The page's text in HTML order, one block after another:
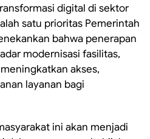
digital di sektor
satu prioritas Pemerintah
bahwa penerapan
modernisasi fasilitas,
akses,
layanan bagi
ini akan menjadi